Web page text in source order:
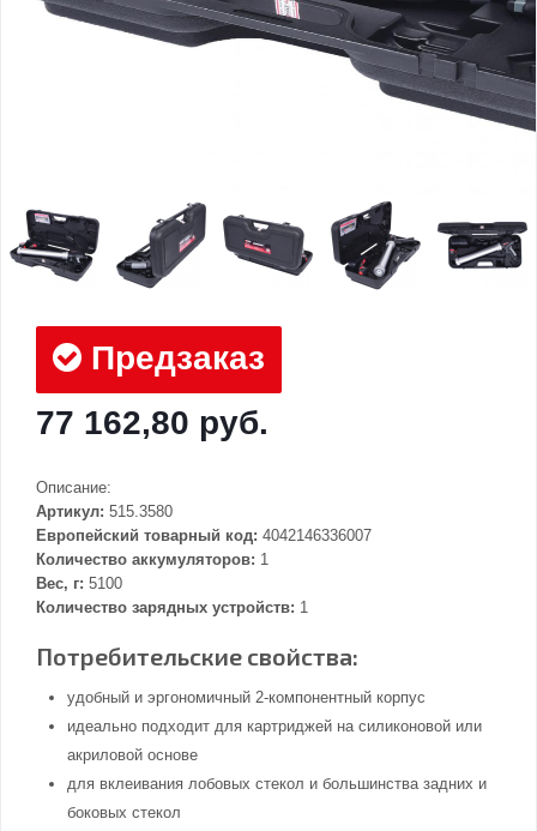
Предзаказ
77 162,80 руб.
Описание:
Артикул: 515.3580
Европейский товарный код: 4042146336007
Количество аккумуляторов: 1
Вес, г: 5100
Количество зарядных устройств: 1
Потребительские свойства:
удобный и эргономичный 2-компонентный корпус
идеально подходит для картриджей на силиконовой или
акриловой основе
для вклеивания лобовых стекол и большинства задних и
боковых стекол